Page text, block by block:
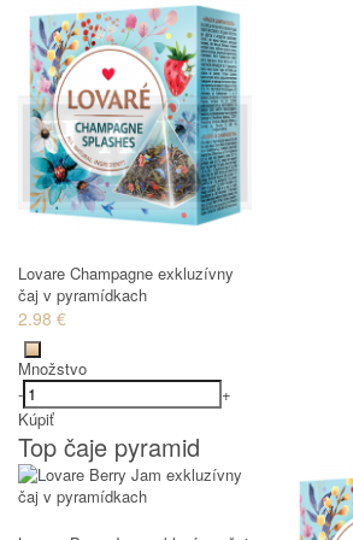
Lovare Champagne exkluzívny
čaj v pyramídkach
2.98 €
Množstvo
-
+
Kúpiť
Top čaje pyramid